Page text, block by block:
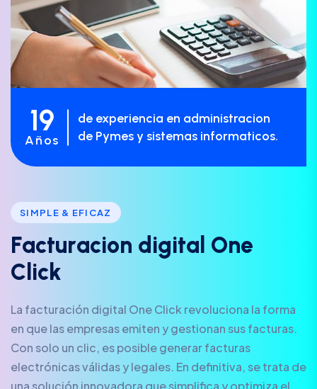
19
Años
de experiencia en administracion
de Pymes y sistemas informaticos.
SIMPLE & EFICAZ
Facturacion d igita One
C ick
La facturación digital One Click revoluciona la forma
en que las empresas emiten y gestionan sus facturas.
Con solo un clic, es posible generar facturas
electrónicas válidas y legales. En definitiva, se trata de